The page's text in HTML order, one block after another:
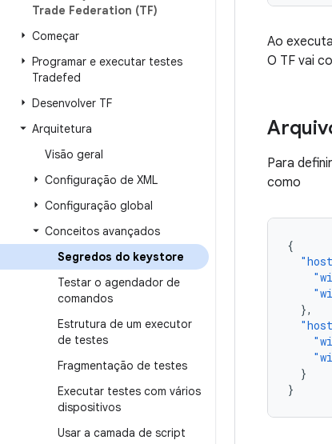
Trade Federation (TF)
Começar
Programar e executar testes
Tradefed
Desenvolver TF
Arquitetura
Visão geral
Configuração de XML
Configuração global
Conceitos avançados
Segredos do keystore
Testar o agendador de
comandos
Estrutura de um executor
de testes
Fragmentação de testes
Executar testes com vários
dispositivos
Usar a camada de script
Ao
O TF vai
Para
como
{
},
}
}